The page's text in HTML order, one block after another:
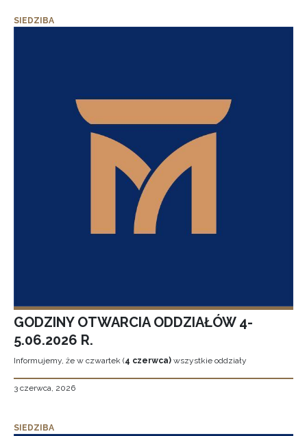
SIEDZIBA
GODZINY OTWARCIA ODDZIAŁÓW 4-
5.06.2026 R.
Informujemy, że w czwartek (4 czerwca) wszystkie oddziały
3 czerwca, 2026
SIEDZIBA